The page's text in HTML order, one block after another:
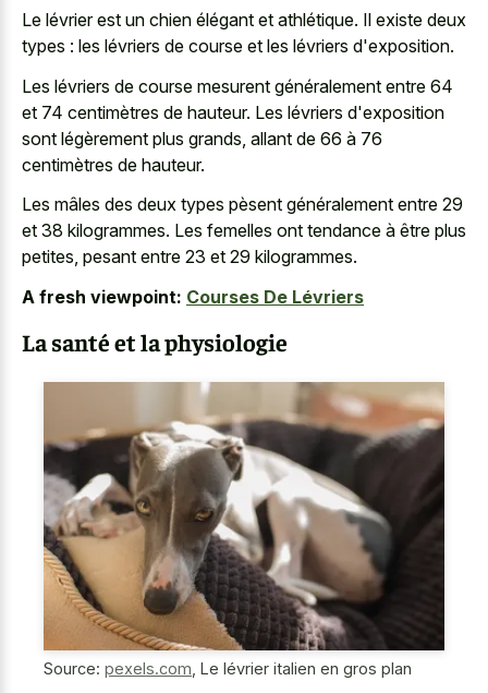
Le lévrier est un chien élégant et athlétique. Il existe deux
types : les lévriers de course et les lévriers d'exposition.
Les lévriers de course mesurent généralement entre 64
et 74 centimètres de hauteur. Les lévriers d'exposition
sont légèrement plus grands, allant de 66 à 76
centimètres de hauteur.
Les mâles des deux types pèsent généralement entre 29
et 38 kilogrammes. Les femelles ont tendance à être plus
petites, pesant entre 23 et 29 kilogrammes.
A fresh viewpoint: Courses De Lévriers
La santé et la physiologie
Source: pexels.com, Le lévrier italien en gros plan